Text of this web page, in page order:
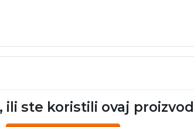
ili ste koristili ovaj